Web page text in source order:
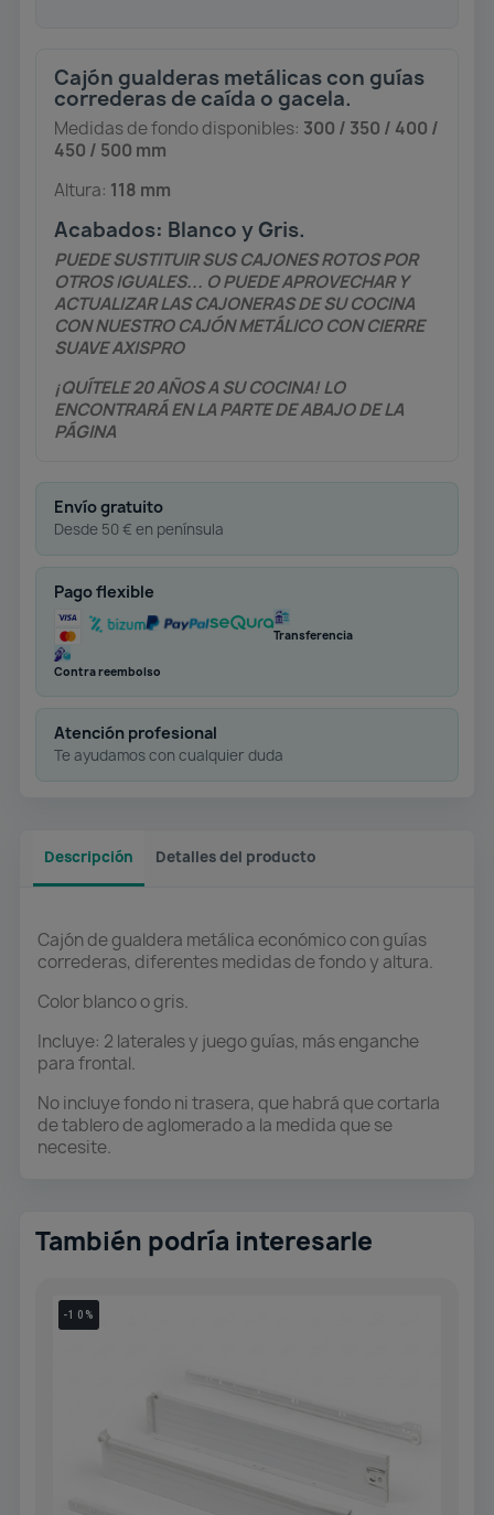
Cajón gualderas metálicas con guías
correderas de caída o gacela.
Medidas de fondo disponibles: 300 / 350 / 400 /
450 / 500 mm
Altura: 118 mm
Acabados: Blanco y Gris.
PUEDE SUSTITUIR SUS CAJONES ROTOS POR
OTROS IGUALES... O PUEDE APROVECHAR Y
ACTUALIZAR LAS CAJONERAS DE SU COCINA
CON NUESTRO CAJÓN METÁLICO CON CIERRE
SUAVE AXISPRO
¡QUÍTELE 20 AÑOS A SU COCINA! LO
ENCONTRARÁ EN LA PARTE DE ABAJO DE LA
PÁGINA
Envío gratuito
Desde 50 € en península
Pago flexible
Transferencia
Contra reembolso
Atención profesional
Te ayudamos con cualquier duda
Descripción Detalles del producto
Cajón de gualdera metálica económico con guías
correderas, diferentes medidas de fondo y altura.
Color blanco o gris.
Incluye: 2 laterales y juego guías, más enganche
para frontal.
No incluye fondo ni trasera, que habrá que cortarla
de tablero de aglomerado a la medida que se
necesite.
También podría interesarle
-10%